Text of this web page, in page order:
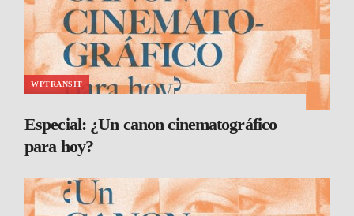
WPTRANSIT
Especial: ¿Un canon cinematográfico
para hoy?